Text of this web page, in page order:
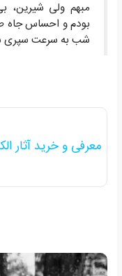
مبهم ولى شیرین،
بودم و احساس جاه
شب به سرعت سپرى
معرفی و خرید آثار